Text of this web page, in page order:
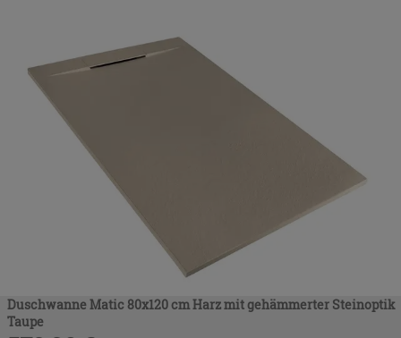
Duschwanne Matic 80x120 cm Harz mit gehämmerter Steinoptik
Taupe